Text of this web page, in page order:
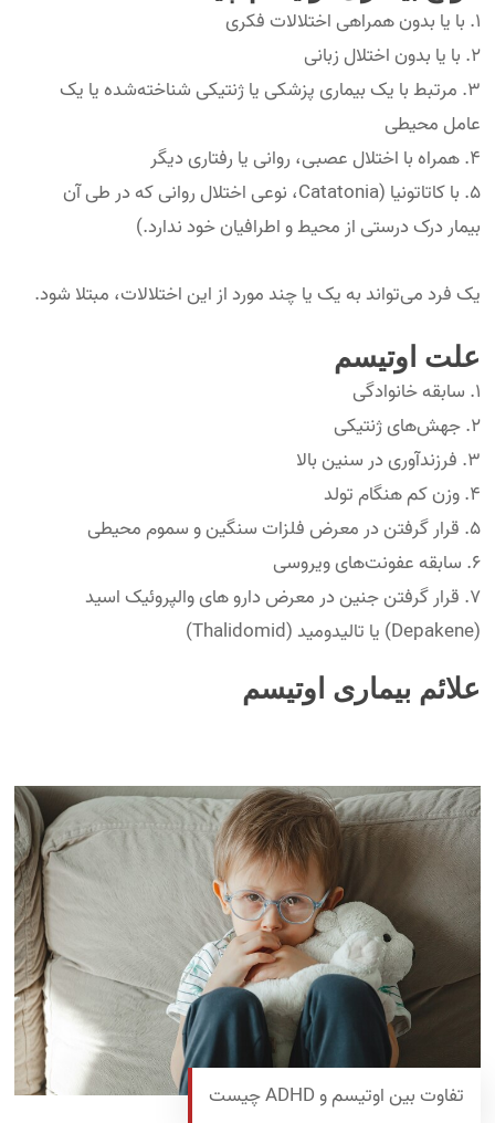
با یا بدون همراهی اختلالات فکری
با یا بدون اختلال زبانی
مرتبط با یک بیماری پزشکی یا ژنتیکی شناخته‌شده یا یک
عامل محیطی
همراه با اختلال عصبی، روانی یا رفتاری دیگر
با کاتاتونیا (Catatonia، نوعی اختلال روانی که در طی آن
بیمار درک درستی از محیط و اطرافیان خود ندارد.)
یک فرد می‌تواند به یک یا چند مورد از این اختلالات، مبتلا شود.
علت اوتیسم
سابقه خانوادگی
جهش‌های ژنتیکی
فرزندآوری در سنین بالا
وزن کم هنگام تولد
قرار گرفتن در معرض فلزات سنگین و سموم محیطی
سابقه عفونت‌های ویروسی
قرار گرفتن جنین در معرض دارو های والپروئیک اسید
(Depakene) یا تالیدومید (Thalidomid)
علائم بیماری اوتیسم
تفاوت بین اوتیسم و ADHD چیست